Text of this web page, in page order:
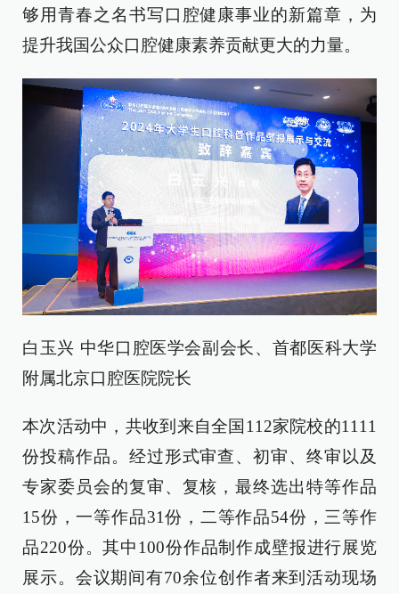
够用青春之名书写口腔健康事业的新篇章，为
提升我国公众口腔健康素养贡献更大的力量。
白玉兴 中华口腔医学会副会长、首都医科大学
附属北京口腔医院院长
本次活动中，共收到来自全国112家院校的1111
份投稿作品。经过形式审查、初审、终审以及
专家委员会的复审、复核，最终选出特等作品
15份，一等作品31份，二等作品54份，三等作
品220份。其中100份作品制作成壁报进行展览
展示。会议期间有70余位创作者来到活动现场